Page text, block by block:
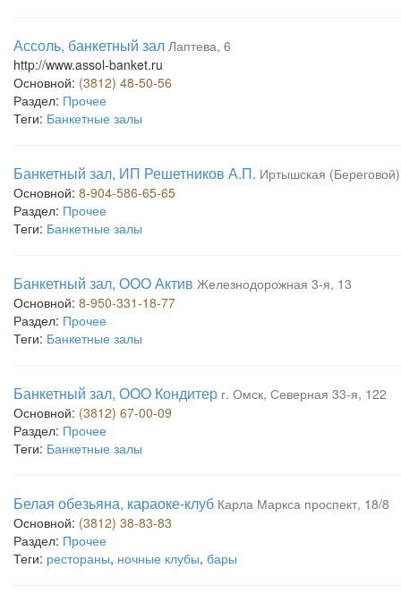
Ассоль, банкетный зал Лаптева, 6
http://www.assol-banket.ru
Основной: (3812) 48-50-56
Раздел: Прочее
Теги: Банкетные залы
Банкетный зал, ИП Решетников А.П. Иртышская
Основной: 8-904-586-65-65
Раздел: Прочее
Теги: Банкетные залы
Банкетный зал, ООО Актив Железнодорожная 3-я, 13
Основной: 8-950-331-18-77
Раздел: Прочее
Теги: Банкетные залы
Банкетный зал, ООО Кондитер г. Омск, Северная 33-я, 122
Основной: (3812) 67-00-09
Раздел: Прочее
Теги: Банкетные залы
Белая обезьяна, караоке-клуб Карла Маркса проспект, 18/8
Основной: (3812) 38-83-83
Раздел: Прочее
Теги: рестораны, ночные клубы, бары